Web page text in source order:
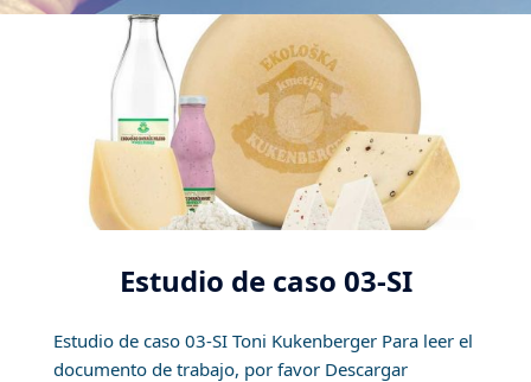
Estudio de caso 03-SI
Estudio de caso 03-SI Toni Kukenberger Para leer el
documento de trabajo, por favor Descargar